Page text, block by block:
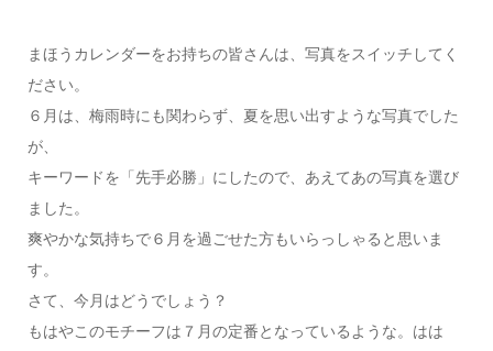
まほうカレンダーをお持ちの皆さんは、写真をスイッチしてく
ださい。
６月は、梅雨時にも関わらず、夏を思い出すような写真でした
が、
キーワードを「先手必勝」にしたので、あえてあの写真を選び
ました。
爽やかな気持ちで６月を過ごせた方もいらっしゃると思いま
す。
さて、今月はどうでしょう？
もはやこのモチーフは７月の定番となっているような。はは